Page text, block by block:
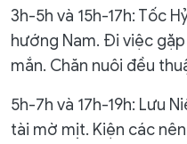
3h-5h và 15h-17h: Tốc
hướng Nam. Đi việc
mắn. Chăn nuôi đều
5h-7h và 17h-19h: Lưu
tài mờ mịt. Kiện các